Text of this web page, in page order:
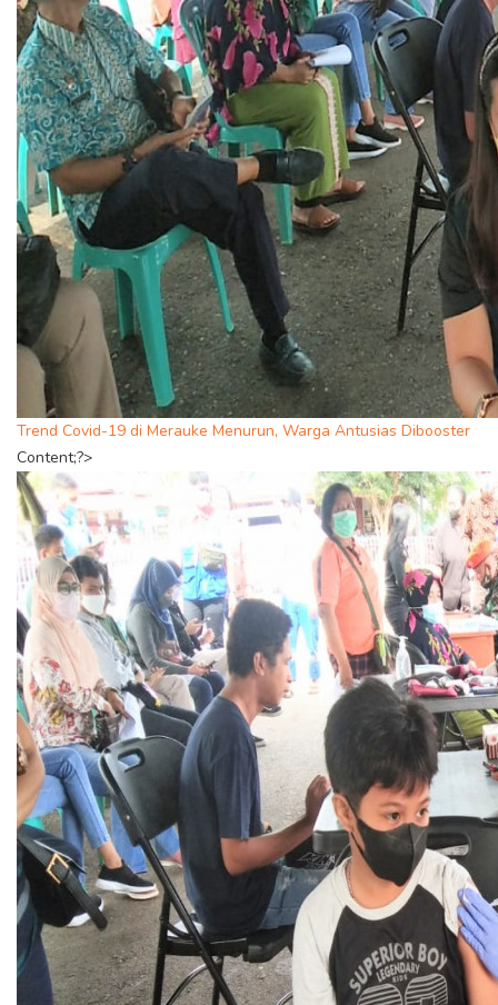
Trend Covid-19 di Merauke Menurun, Warga Antusias Dibooster
Content;?>